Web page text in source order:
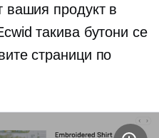
вашия продукт в
такива бутони се
страници по